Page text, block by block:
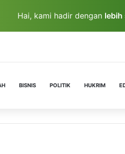
Hai, kami hadir dengan lebih
BISNIS POLITIK HUKRIM